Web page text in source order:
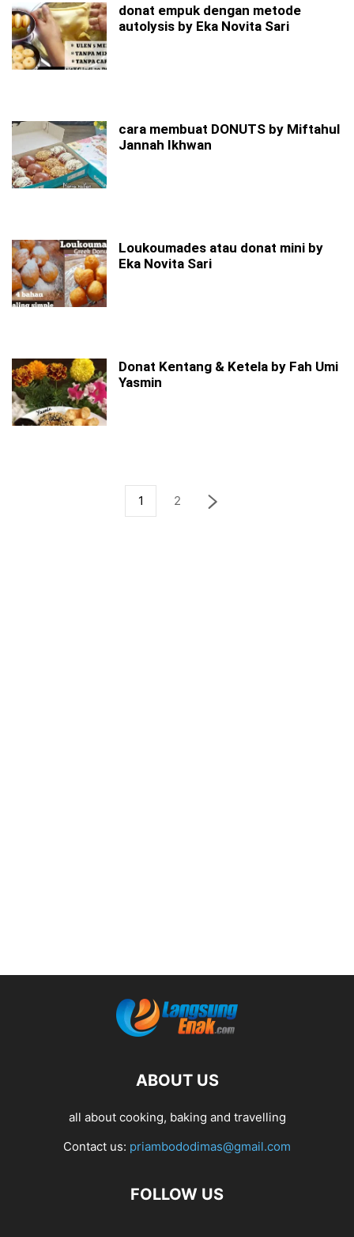
donat empuk dengan metode
autolysis by Eka Novita Sari
cara membuat DONUTS by Miftahul
Jannah Ikhwan
Loukoumades atau donat mini by
Eka Novita Sari
Donat Kentang & Ketela by Fah Umi
Yasmin
1 2
ABOUT US
all about cooking, baking and travelling
Contact us: priambododimas@gmail.com
FOLLOW US